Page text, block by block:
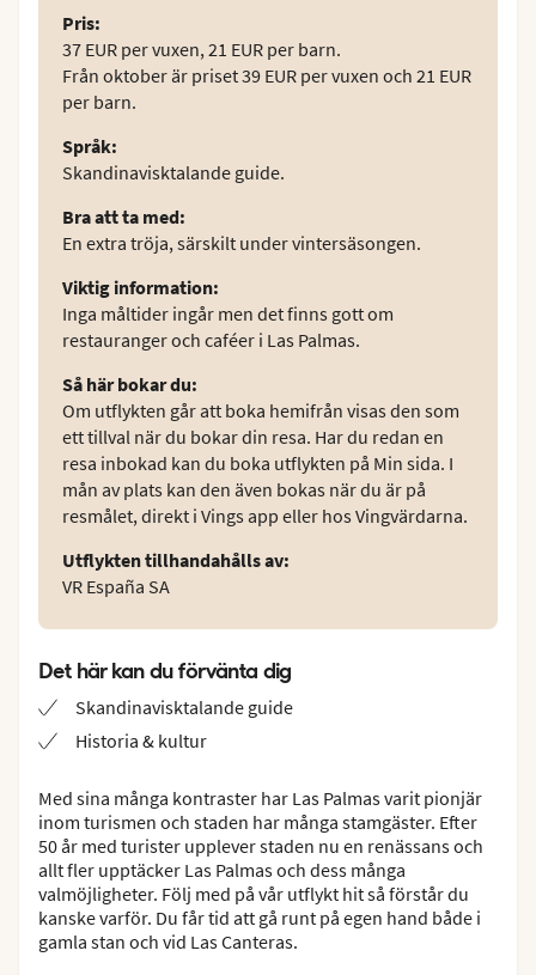
Pris:
37 EUR per vuxen, 21 EUR per barn.
Från oktober är priset 39 EUR per vuxen och 21 EUR
per barn.
Språk:
Skandinavisktalande guide.
Bra att ta med:
En extra tröja, särskilt under vintersäsongen.
Viktig information:
Inga måltider ingår men det finns gott om
restauranger och caféer i Las Palmas.
Så här bokar du:
Om utflykten går att boka hemifrån visas den som
ett tillval när du bokar din resa. Har du redan en
resa inbokad kan du boka utflykten på Min sida. I
mån av plats kan den även bokas när du är på
resmålet, direkt i Vings app eller hos Vingvärdarna.
Utflykten tillhandahålls av:
VR España SA
Med sina många kontraster har Las Palmas varit pionjär
inom turismen och staden har många stamgäster. Efter
50 år med turister upplever staden nu en renässans och
allt fler upptäcker Las Palmas och dess många
valmöjligheter. Följ med på vår utflykt hit så förstår du
kanske varför. Du får tid att gå runt på egen hand både i
gamla stan och vid Las Canteras.
Det här kan du förvänta dig
Skandinavisktalande guide
Historia & kultur